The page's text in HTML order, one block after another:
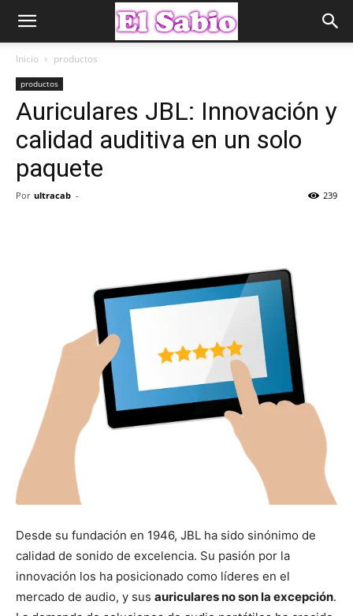
Inicio productos
productos
Auriculares JBL: Innovación y
calidad auditiva en un solo
paquete
Por ultracab - 239
Desde su fundación en 1946, JBL ha sido sinónimo de
calidad de sonido de excelencia. Su pasión por la
innovación los ha posicionado como líderes en el
mercado de audio, y sus auriculares no son la excepción.